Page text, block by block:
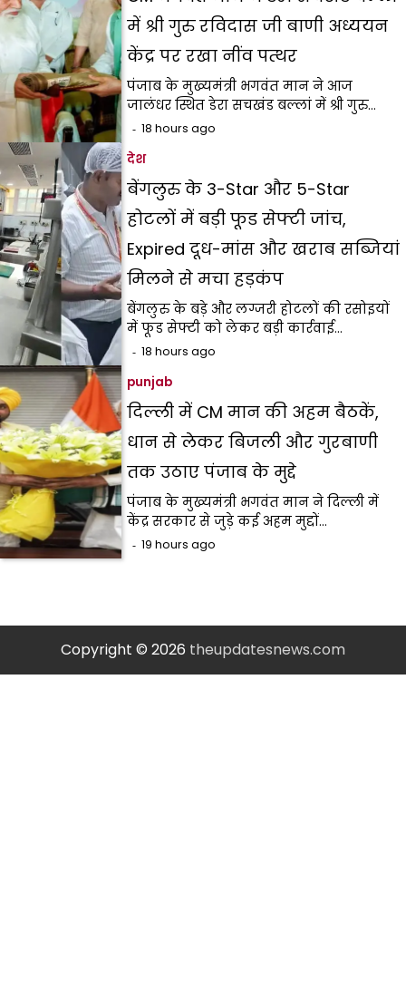
में श्री गुरु रविदास जी बाणी अध्ययन
केंद्र पर रखा नींव पत्थर
पंजाब के मुख्यमंत्री भगवंत मान ने आज
जालंधर स्थित डेरा सचखंड बल्लां में श्री गुरु…
18 hours ago
देश
बेंगलुरु के 3-Star और 5-Star
होटलों में बड़ी फूड सेफ्टी जांच,
Expired दूध-मांस और खराब सब्जियां
मिलने से मचा हड़कंप
बेंगलुरु के बड़े और लग्जरी होटलों की रसोइयों
में फूड सेफ्टी को लेकर बड़ी कार्रवाई…
18 hours ago
punjab
दिल्ली में CM मान की अहम बैठकें,
धान से लेकर बिजली और गुरबाणी
तक उठाए पंजाब के मुद्दे
पंजाब के मुख्यमंत्री भगवंत मान ने दिल्ली में
केंद्र सरकार से जुड़े कई अहम मुद्दों…
19 hours ago
Copyright © 2026 theupdatesnews.com